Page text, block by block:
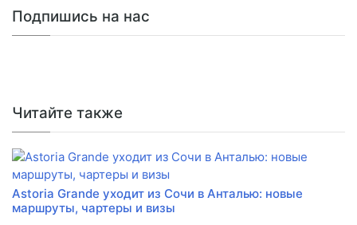
Подпишись на нас
Читайте также
Astoria Grande уходит из Сочи в Анталью: новые
маршруты, чартеры и визы